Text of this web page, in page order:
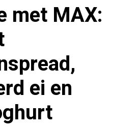
met MAX:
ei en